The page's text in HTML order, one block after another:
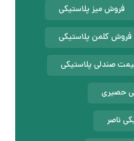
فروش میز پلاستیکی
فروش کلمن پلاستیکی
صندلی پلاستیکی
حصیری
ناصر